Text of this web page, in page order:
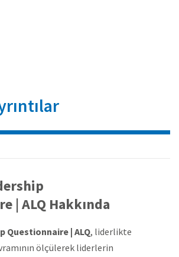
| ALQ Hakkında
Questionnaire | ALQ, liderlikte
ölçülerek liderlerin